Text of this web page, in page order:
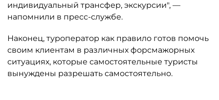
индивидуальный трансфер, экскурсии", —
напомнили в пресс-службе.
Наконец, туроператор как правило готов помочь
своим клиентам в различных форсмажорных
ситуациях, которые самостоятельные туристы
вынуждены разрешать самостоятельно.